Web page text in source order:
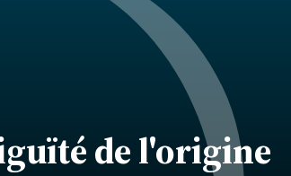
de l'origine